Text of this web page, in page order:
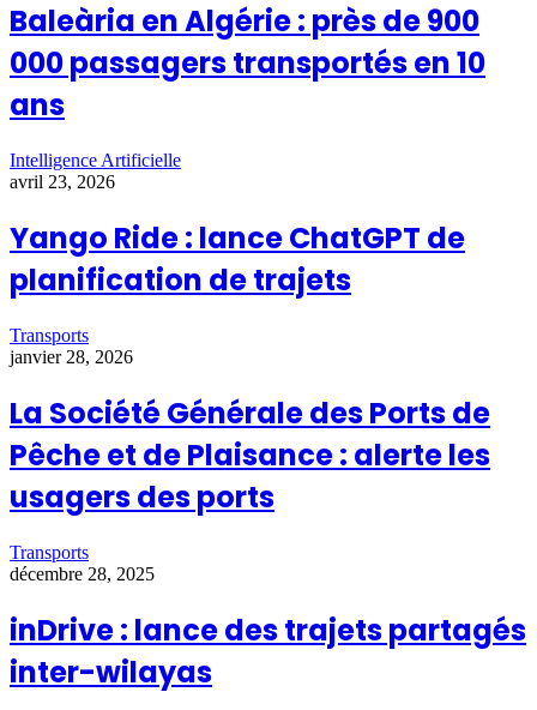
Baleària en Algérie : près de 900
000 passagers transportés en 10
ans
Intelligence Artificielle
avril 23, 2026
Yango Ride : lance ChatGPT de
planification de trajets
Transports
janvier 28, 2026
La Société Générale des Ports de
Pêche et de Plaisance : alerte les
usagers des ports
Transports
décembre 28, 2025
inDrive : lance des trajets partagés
inter-wilayas